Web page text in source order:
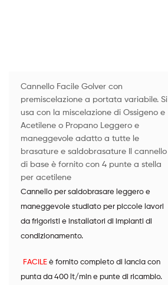
Cannello Facile Golver con
premiscelazione a portata variabile. Si
usa con la miscelazione di Ossigeno e
Acetilene o Propano Leggero e
maneggevole adatto a tutte le
brasature e saldobrasature Il cannello
di base è fornito con 4 punte a stella
per acetilene
Cannello per saldobrasare leggero e
maneggevole studiato per piccole lavori
da frigoristi e installatori di impianti di
condizionamento.
FACILEè fornito completo di lancia con
punta da 400 lt/min e punte di ricambio.